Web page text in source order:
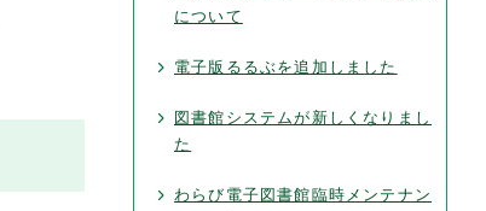
について
電子版るるぶを追加しました
図書館システムが新しくなりまし
た
わらび電子図書館臨時メンテナン